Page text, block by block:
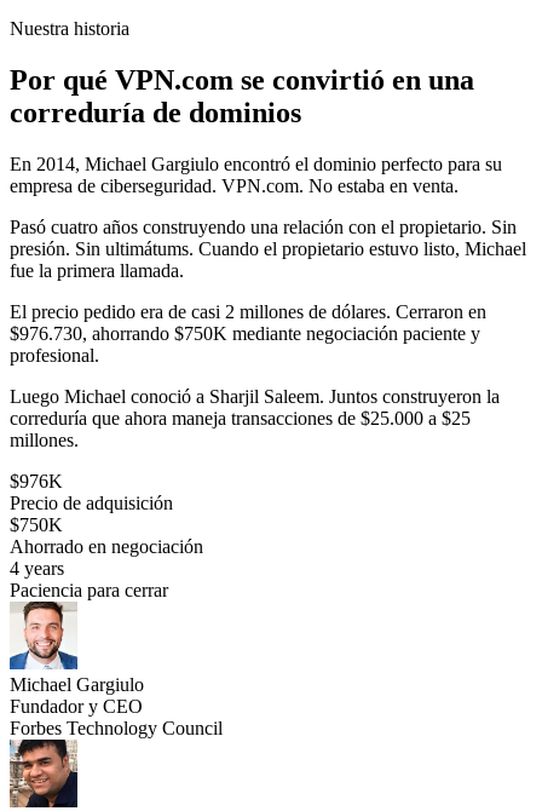
Nuestra historia
Por qué VPN.com se convirtió en una
correduría de dominios
En 2014, Michael Gargiulo encontró el dominio perfecto para su
empresa de ciberseguridad. VPN.com. No estaba en venta.
Pasó cuatro años construyendo una relación con el propietario. Sin
presión. Sin ultimátums. Cuando el propietario estuvo listo, Michael
fue la primera llamada.
El precio pedido era de casi 2 millones de dólares. Cerraron en
$976.730, ahorrando $750K mediante negociación paciente y
profesional.
Luego Michael conoció a Sharjil Saleem. Juntos construyeron la
correduría que ahora maneja transacciones de $25.000 a $25
millones.
$976K
Precio de adquisición
$750K
Ahorrado en negociación
4 years
Paciencia para cerrar
Michael Gargiulo
Fundador y CEO
Forbes Technology Council